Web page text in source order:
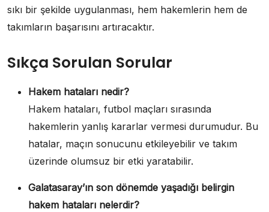
sıkı bir şekilde uygulanması, hem hakemlerin hem de
takımların başarısını artıracaktır.
Sıkça Sorulan Sorular
Hakem hataları nedir?
Hakem hataları, futbol maçları sırasında
hakemlerin yanlış kararlar vermesi durumudur. Bu
hatalar, maçın sonucunu etkileyebilir ve takım
üzerinde olumsuz bir etki yaratabilir.
Galatasaray’ın son dönemde yaşadığı belirgin
hakem hataları nelerdir?